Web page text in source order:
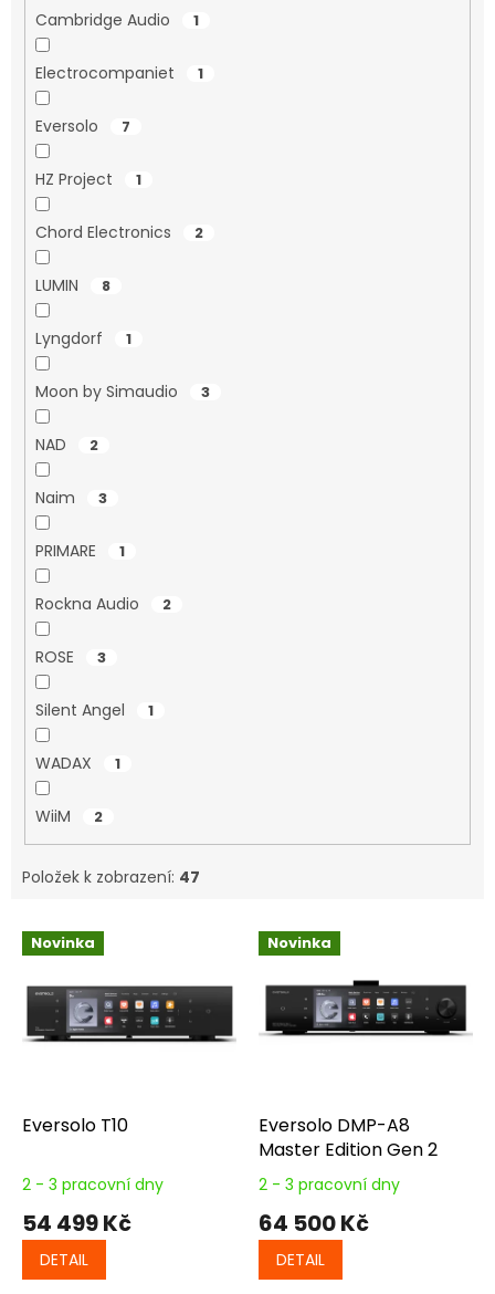
Cambridge Audio 1
Electrocompaniet 1
Eversolo 7
HZ Project 1
Chord Electronics 2
LUMIN 8
Lyngdorf 1
Moon by Simaudio 3
NAD 2
Naim 3
PRIMARE 1
Rockna Audio 2
ROSE 3
Silent Angel 1
WADAX 1
WiiM 2
Položek k zobrazení: 47
V
d
Novinka
Eversolo T10
2 - 3 pracovní dny
54 499 Kč
DETAIL
Novinka
Eversolo DMP-A8
Master Edition Gen 2
2 - 3 pracovní dny
64 500 Kč
DETAIL